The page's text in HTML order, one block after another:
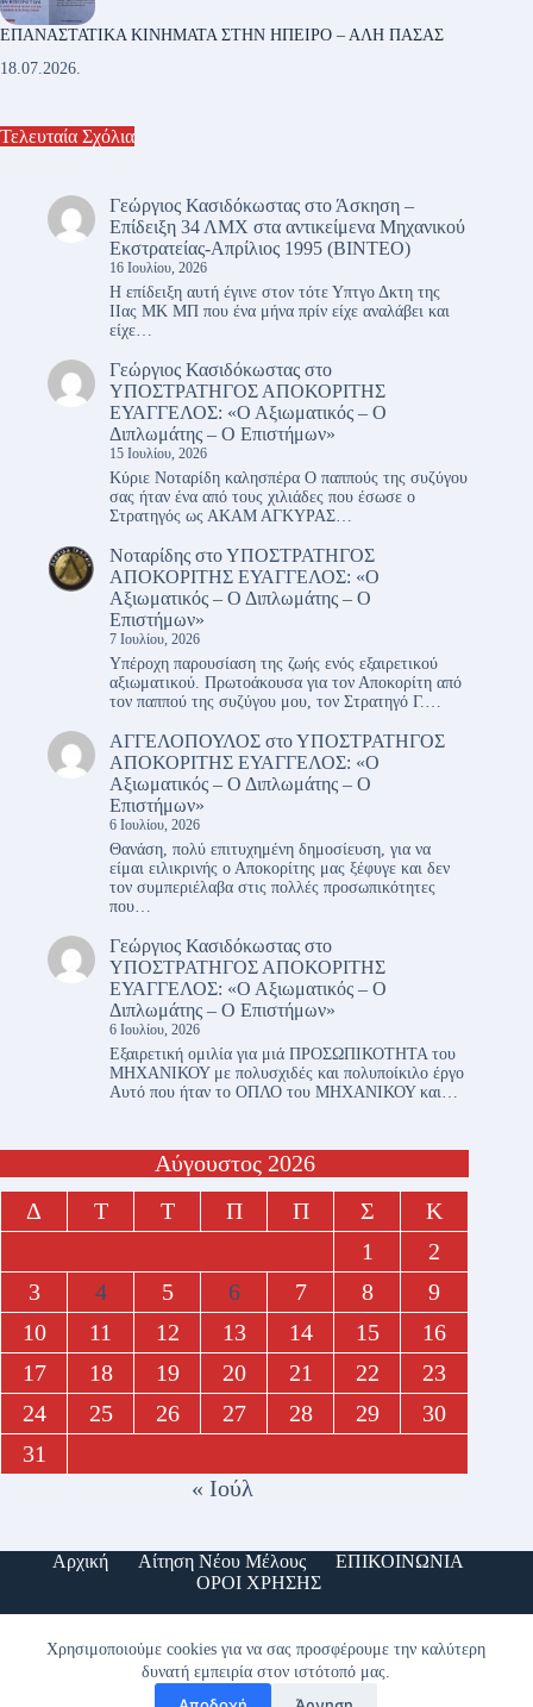
Χρησιμοποιούμε cookies για να σας προσφέρουμε την καλύτερη
δυνατή εμπειρία στον ιστότοπό μας.
ΕΠΑΝΑΣΤΑΤΙΚΑ ΚΙΝΗΜΑΤΑ ΣΤΗΝ ΗΠΕΙΡΟ – ΑΛΗ ΠΑΣΑΣ
18.07.2026.
Τελευταία Σχόλια
Γεώργιος Κασιδόκωστας στο Άσκηση –
Επίδειξη 34 ΛΜΧ στα αντικείμενα Μηχανικού
Εκστρατείας-Απρίλιος 1995 (ΒΙΝΤΕΟ)
16 Ιουλίου, 2026
Η επίδειξη αυτή έγινε στον τότε Υπτγο Δκτη της
ΙΙας ΜΚ ΜΠ που ένα μήνα πρίν είχε αναλάβει και
είχε…
Γεώργιος Κασιδόκωστας στο
ΥΠΟΣΤΡΑΤΗΓΟΣ ΑΠΟΚΟΡΙΤΗΣ
ΕΥΑΓΓΕΛΟΣ: «Ο Αξιωματικός – Ο
Διπλωμάτης – Ο Επιστήμων»
15 Ιουλίου, 2026
Κύριε Νοταρίδη καλησπέρα Ο παππούς της συζύγου
σας ήταν ένα από τους χιλιάδες που έσωσε ο
Στρατηγός ως ΑΚΑΜ ΑΓΚΥΡΑΣ…
Νοταρίδης στοΥΠΟΣΤΡΑΤΗΓΟΣ
ΑΠΟΚΟΡΙΤΗΣ ΕΥΑΓΓΕΛΟΣ: «Ο
Αξιωματικός – Ο Διπλωμάτης – Ο
Επιστήμων»
7 Ιουλίου, 2026
Υπέροχη παρουσίαση της ζωής ενός εξαιρετικού
αξιωματικού. Πρωτοάκουσα για τον Αποκορίτη από
τον παππού της συζύγου μου, τον Στρατηγό Γ.…
ΑΓΓΕΛΟΠΟΥΛΟΣ στοΥΠΟΣΤΡΑΤΗΓΟΣ
ΑΠΟΚΟΡΙΤΗΣ ΕΥΑΓΓΕΛΟΣ: «Ο
Αξιωματικός – Ο Διπλωμάτης – Ο
Επιστήμων»
6 Ιουλίου, 2026
Θανάση, πολύ επιτυχημένη δημοσίευση, για να
είμαι ειλικρινής ο Αποκορίτης μας ξέφυγε και δεν
τον συμπεριέλαβα στις πολλές προσωπικότητες
που…
Γεώργιος Κασιδόκωστας στο
ΥΠΟΣΤΡΑΤΗΓΟΣ ΑΠΟΚΟΡΙΤΗΣ
ΕΥΑΓΓΕΛΟΣ: «Ο Αξιωματικός – Ο
Διπλωμάτης – Ο Επιστήμων»
6 Ιουλίου, 2026
Εξαιρετική ομιλία για μιά ΠΡΟΣΩΠΙΚΟΤΗΤΑ του
ΜΗΧΑΝΙΚΟΥ με πολυσχιδές και πολυποίκιλο έργο
Αυτό που ήταν το ΟΠΛΟ του ΜΗΧΑΝΙΚΟΥ και…
Αύγουστος 2026
Δ
Τ Τ Π Π Σ
Κ
1
2
3
4 5 6 7 8
9
10
11 12 13 14 15
16
17
18 19 20 21 22
23
24
25 26 27 28 29
30
31
« Ιούλ
Αρχική Αίτηση Νέου Μέλους
ΕΠΙΚΟΙΝΩΝΙΑ
ΟΡΟΙ ΧΡΗΣΗΣ
Copyright © 2026 - ΣΥΝΔΕΣΜΟΣ ΑΠΟΣΤΡΑΤΩΝ
ΑΞΙΩΜΑΤΙΚΩΝ ΜΗΧΑΝΙΚΟΥ (ΣΑΑΜΧ)